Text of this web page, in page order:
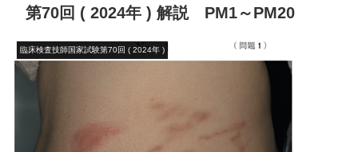
第70回 ( 2024年 ) 解説 PM1～PM20
臨床検査技師国家試験第70回 ( 2024年 )